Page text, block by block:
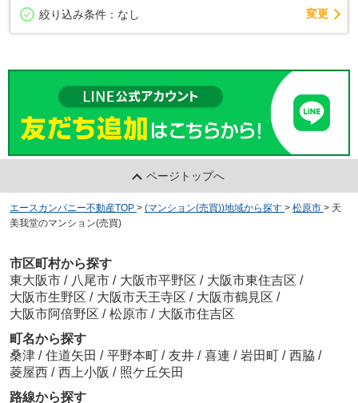
絞り込み条件： なし 変更
ページトップへ
エースカンパニー不動産TOP > (マンション(売買))地域から探す > 松原市 > 天
美我堂のマンション(売買)
市区町村から探す
東大阪市 / 八尾市 / 大阪市平野区 / 大阪市東住吉区 /
大阪市生野区 / 大阪市天王寺区 / 大阪市鶴見区 /
大阪市阿倍野区 / 松原市 / 大阪市住吉区
町名から探す
桑津 / 住道矢田 / 平野本町 / 友井 / 喜連 / 岩田町 / 西脇 /
菱屋西 / 西上小阪 / 照ケ丘矢田
路線から探す